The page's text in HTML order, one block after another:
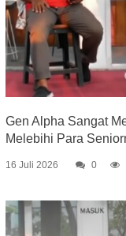
Gen Alpha Sangat
Melebihi Para
16 Juli 2026 0